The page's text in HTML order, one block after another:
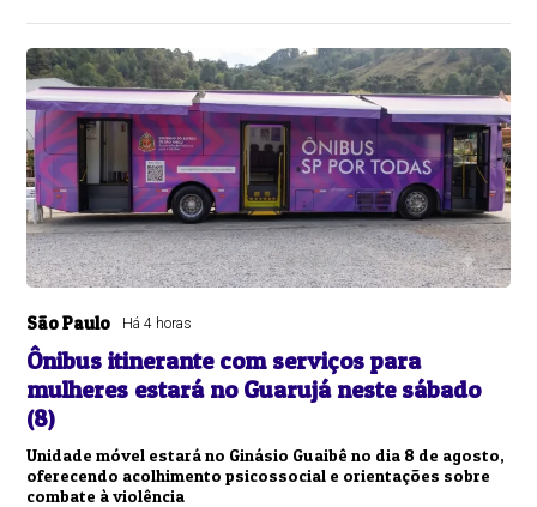
São Paulo Há 4 horas
Ônibus itinerante com serviços para
mulheres estará no Guarujá neste sábado
(8)
Unidade móvel estará no Ginásio Guaibê no dia 8 de agosto,
oferecendo acolhimento psicossocial e orientações sobre
combate à violência